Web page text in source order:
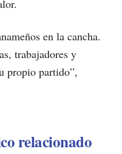
en la cancha.
trabajadores y
propio partido”,
relacionado